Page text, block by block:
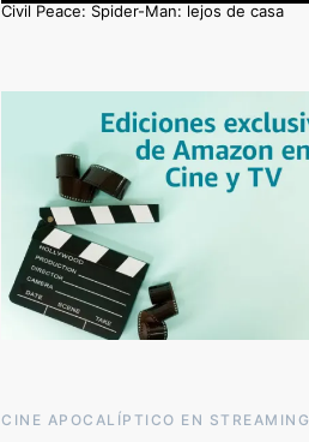
Civil Peace: Spider-Man: lejos de casa
CINE APOCALÍPTICO EN STREAMING